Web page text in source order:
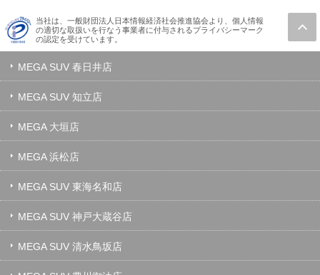
当社は、一般財団法人日本情報経済社会推進協会より、個人情報
の適切な取扱いを行なう事業者に付与されるプライバシーマーク
の認定を受けています。
MEGA SUV 春日井店
MEGA SUV 知立店
MEGA 大垣店
MEGA 浜松店
MEGA SUV 東海名和店
MEGA SUV 神戸大蔵谷店
MEGA SUV 清水鳥坂店